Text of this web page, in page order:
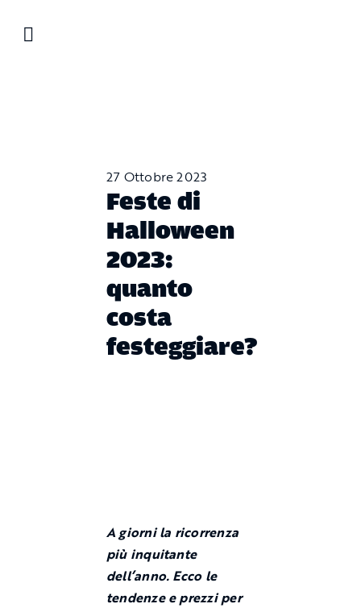
27 Ottobre 2023
Feste di
Halloween
2023:
quanto
costa
festeggiare?
A giorni la ricorrenza
più inquitante
dell’anno. Ecco le
tendenze e prezzi per